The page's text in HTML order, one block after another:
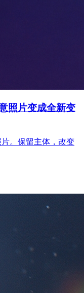
照片变成全新变
片。保留主体，改变